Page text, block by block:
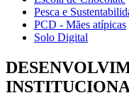
Pesca e
PCD - Mães atípicas
Solo Digital